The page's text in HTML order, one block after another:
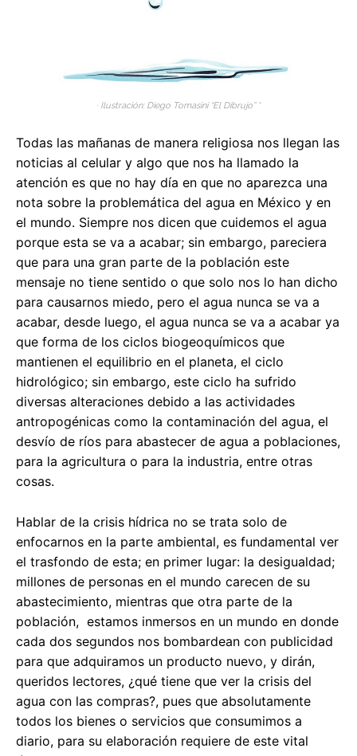
· Ilustración: Diego Tomasini “El Dibrujo” *
Todas las mañanas de manera religiosa nos llegan las
noticias al celular y algo que nos ha llamado la
atención es que no hay día en que no aparezca una
nota sobre la problemática del agua en México y en
el mundo. Siempre nos dicen que cuidemos el agua
porque esta se va a acabar; sin embargo, pareciera
que para una gran parte de la población este
mensaje no tiene sentido o que solo nos lo han dicho
para causarnos miedo, pero el agua nunca se va a
acabar, desde luego, el agua nunca se va a acabar ya
que forma de los ciclos biogeoquímicos que
mantienen el equilibrio en el planeta, el ciclo
hidrológico; sin embargo, este ciclo ha sufrido
diversas alteraciones debido a las actividades
antropogénicas como la contaminación del agua, el
desvío de ríos para abastecer de agua a poblaciones,
para la agricultura o para la industria, entre otras
cosas.
Hablar de la crisis hídrica no se trata solo de
enfocarnos en la parte ambiental, es fundamental ver
el trasfondo de esta; en primer lugar: la desigualdad;
millones de personas en el mundo carecen de su
abastecimiento, mientras que otra parte de la
población, estamos inmersos en un mundo en donde
cada dos segundos nos bombardean con publicidad
para que adquiramos un producto nuevo, y dirán,
queridos lectores, ¿qué tiene que ver la crisis del
agua con las compras?, pues que absolutamente
todos los bienes o servicios que consumimos a
diario, para su elaboración requiere de este vital